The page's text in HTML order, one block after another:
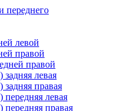
переднего
левой
правой
правой
левая
задняя правая
передняя левая
передняя правая